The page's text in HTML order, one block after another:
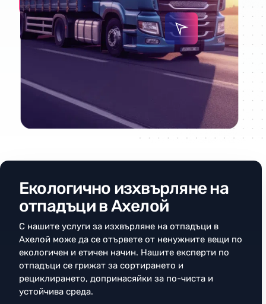
Екологично изхвърляне на
отпадъци в Ахелой
С нашите услуги за изхвърляне на отпадъци в
Ахелой може да се отървете от ненужните вещи по
екологичен и етичен начин. Нашите експерти по
отпадъци се грижат за сортирането и
рециклирането, допринасяйки за по-чиста и
устойчива среда.